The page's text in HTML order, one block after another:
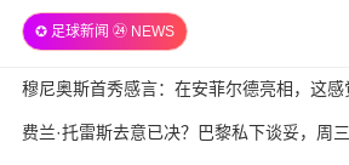
✪ 足球新闻 ㉔ NEWS
穆尼奥斯首秀感言：在安菲尔德亮相，这感
费兰·托雷斯去意已决？巴黎私下谈妥，周